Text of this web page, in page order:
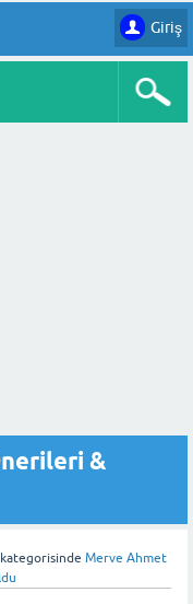
Giriş
&
kategorisinde Merve Ahmet